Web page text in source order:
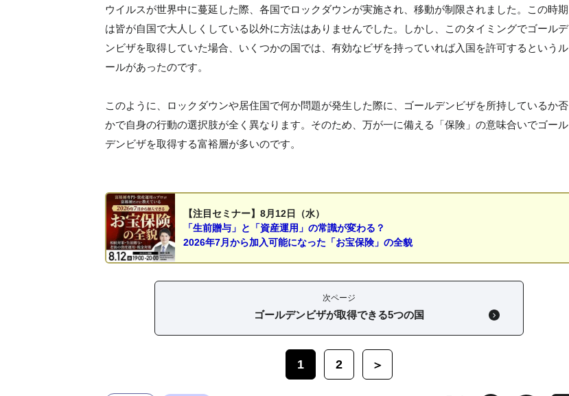
ウイルスが世界中に蔓延した際、各国でロックダウンが実施され、移動が制限されました。この時期
は皆が自国で大人しくしている以外に方法はありませんでした。しかし、このタイミングでゴールデ
ンビザを取得していた場合、いくつかの国では、有効なビザを持っていれば入国を許可するというル
ールがあったのです。
このように、ロックダウンや居住国で何か問題が発生した際に、ゴールデンビザを所持しているか否
かで自身の行動の選択肢が全く異なります。そのため、万が一に備える「保険」の意味合いでゴール
デンビザを取得する富裕層が多いのです。
【注目セミナー】8月12日（水）
「生前贈与」と「資産運用」の常識が変わる？
2026年7月から加入可能になった「お宝保険」の全貌
次ページ
ゴールデンビザが取得できる5つの国
1 2 ＞